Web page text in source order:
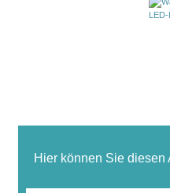
Hier können Sie diesen